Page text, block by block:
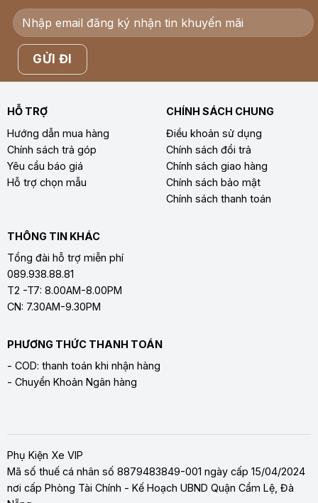
HỖ TRỢ
Hướng dẫn mua hàng
Chính sách trả góp
Yêu cầu báo giá
Hỗ trợ chọn mẫu
CHÍNH SÁCH CHUNG
Điều khoản sử dụng
Chính sách đổi trả
Chính sách giao hàng
Chính sách bảo mật
Chính sách thanh toán
THÔNG TIN KHÁC
Tổng đài hỗ trợ miễn phí
089.938.88.81
T2 -T7: 8.00AM-8.00PM
CN: 7.30AM-9.30PM
PHƯƠNG THỨC THANH TOÁN
- COD: thanh toán khi nhận hàng
- Chuyển Khoản Ngân hàng
Phụ Kiện Xe VIP
Mã số thuế cá nhân số 8879483849-001 ngày cấp 15/04/2024
nơi cấp Phòng Tài Chính - Kế Hoạch UBND Quận Cẩm Lệ, Đà